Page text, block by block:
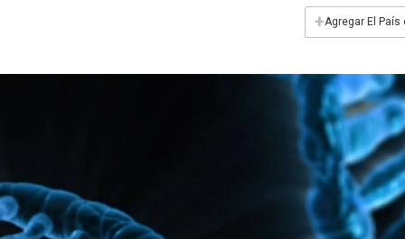
+Agregar El País